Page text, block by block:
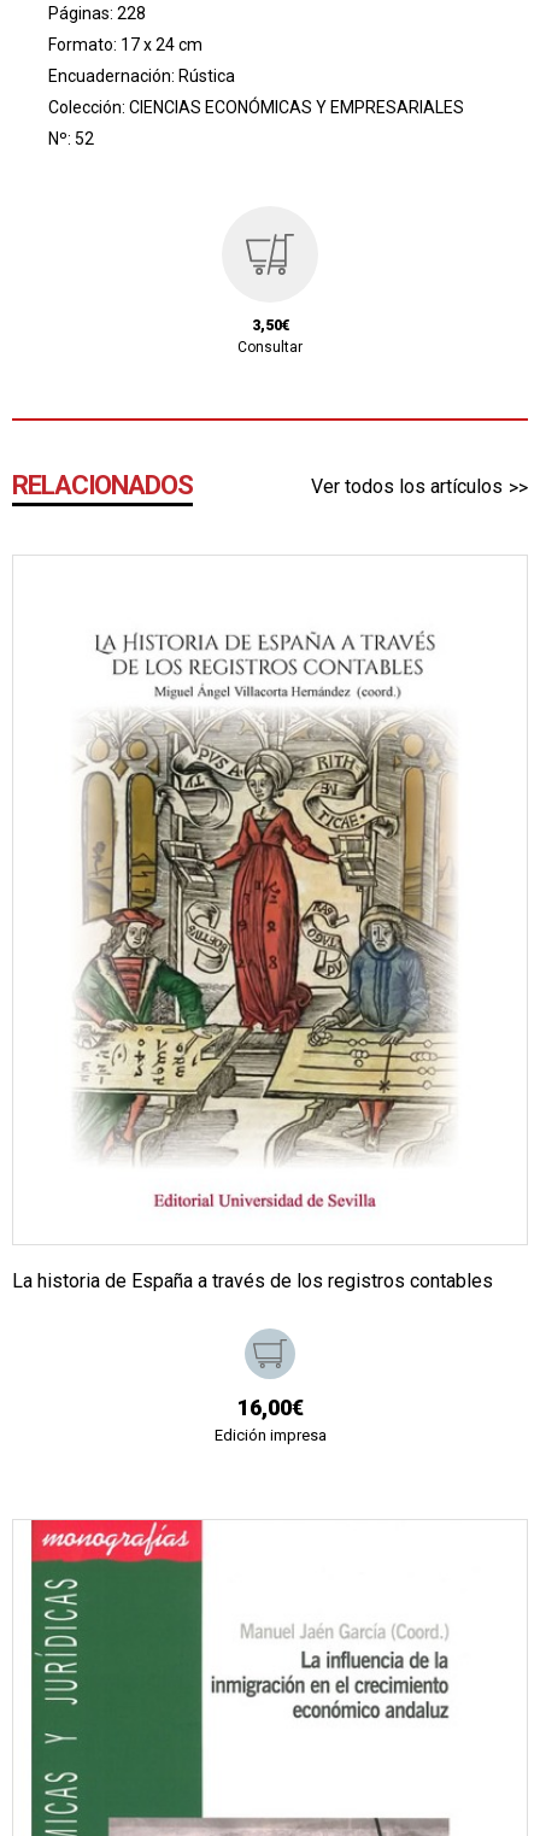
Páginas: 228
Formato: 17 x 24 cm
Encuadernación: Rústica
Colección: CIENCIAS ECONÓMICAS Y EMPRESARIALES
Nº: 52
3,50€
Consultar
RELACIONADOS Ver todos los artículos
La historia de España a través de los registros contables
16,00€
Edición impresa